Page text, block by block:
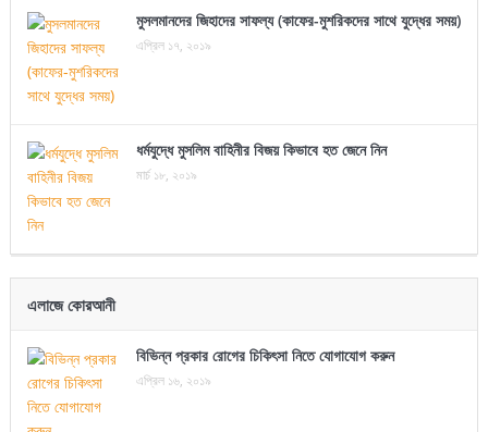
মুসলমানদের জিহাদের সাফল্য (কাফের-মুশরিকদের সাথে যুদ্ধের সময়)
এপ্রিল ১৭, ২০১৯
ধর্মযুদ্ধে মুসলিম বাহিনীর বিজয় কিভাবে হত জেনে নিন
মার্চ ১৮, ২০১৯
এলাজে কোরআনী
বিভিন্ন প্রকার রোগের চিকিৎসা নিতে যোগাযোগ করুন
এপ্রিল ১৬, ২০১৯